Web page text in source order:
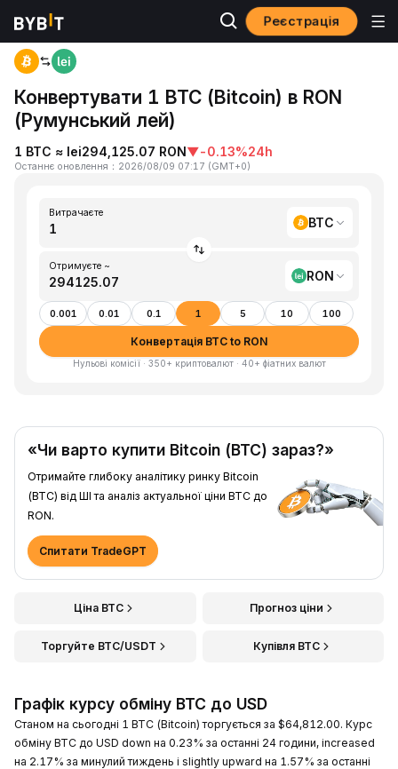
Реєстрація
Головна
Конвертувати 1 BTC (Bitcoin) в RON
(Румунський лей)
1 BTC ≈ lei294,125.07 RON▼-0.13%24h
Останнє оновлення ： 2026/08/09 07:17 (GMT+0)
Витрачаєте
BTC
Отримуєте ~
RON
0.001 0.01 0.1 1 5 10 100
Конвертація BTC to RON
Нульові комісії · 350+ криптовалют · 40+ фіатних валют
«Чи варто купити Bitcoin (BTC) зараз?»
Отримайте глибоку аналітику ринку Bitcoin
(BTC) від ШІ та аналіз актуальної ціни BTC до
RON.
Спитати TradeGPT
Ціна BTC Прогноз ціни
Торгуйте BTC/USDT Купівля BTC
Графік курсу обміну BTC до USD
Станом на сьогодні 1 BTC (Bitcoin) торгується за $64,812.00. Курс
обміну BTC до USD down на 0.23% за останні 24 години, increased
на 2.17% за минулий тиждень і slightly upward на 1.57% за останні